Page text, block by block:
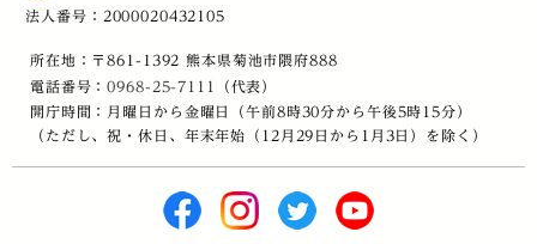
法人番号：2000020432105
所在地：〒861-1392 熊本県菊池市隈府888
電話番号：0968-25-7111
（代表）
開庁時間：月曜日から金曜日（午前8時30分から午後5時15分）
（ただし、祝・休日、年末年始（12月29日から1月3日）を除く）